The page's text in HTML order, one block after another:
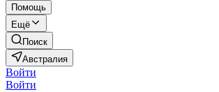
Помощь
Ещё
Поиск
Австралия
Войти
Войти